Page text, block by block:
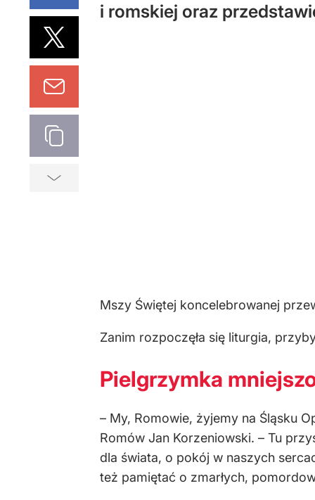
i romskiej oraz
Mszy Świętej koncelebrowanej
Zanim rozpoczęła się liturgia,
Pielgrzymka
– My, Romowie, żyjemy na Śląsku
Romów Jan Korzeniowski. – Tu
dla świata, o pokój w naszych
też pamiętać o zmarłych,